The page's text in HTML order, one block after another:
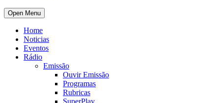
Open Menu
Home
Noticias
Eventos
Rádio
Emissão
Ouvir Emissão
Programas
Rubricas
SuperPlay